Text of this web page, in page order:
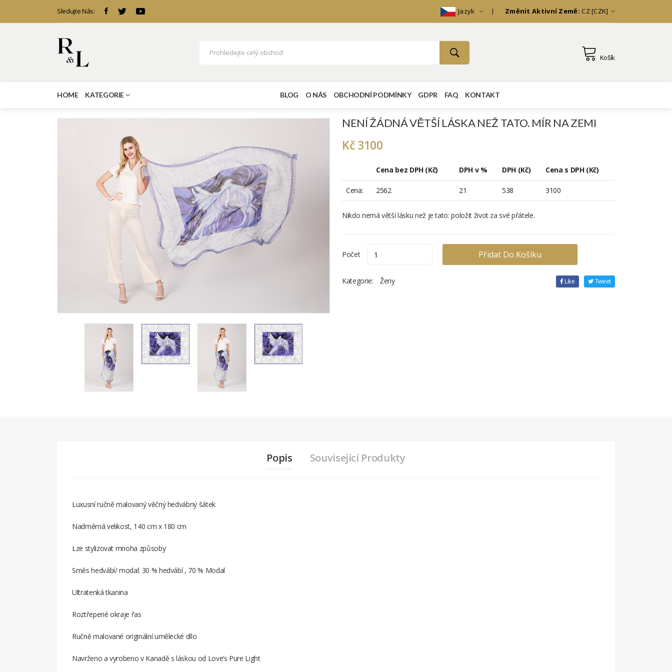
Sledujte Nás: Jazyk Změnit Aktivní Země: CZ [CZK]
Košík
HOME KATEGORIE BLOG O NÁS OBCHODNÍ PODMÍNKY GDPR FAQ KONTAKT
NENÍ ŽÁDNÁ VĚTŠÍ LÁSKA NEŽ TATO. MÍR NA ZEMI
Kč 3100
Cena bez DPH (Kč) DPH v % DPH (Kč) Cena s DPH (Kč)
Cena: 2562 21 538 3100
Nikdo nemá větší lásku než je tato: položit život za své přátele.
Počet Přidat Do Košíku
Like Tweet
Kategorie: Ženy
Popis Související Produkty
Luxusní ručně malovaný věčný hedvábný šátek
Nadměrná velikost, 140 cm x 180 cm
Lze stylizovat mnoha způsoby
Směs hedvábí/ modal: 30 % hedvábí , 70 % Modal
Ultratenká tkanina
Roztřepené okraje řas
Ručně malované originální umělecké dílo
Navrženo a vyrobeno v Kanadě s láskou od Love’s Pure Light